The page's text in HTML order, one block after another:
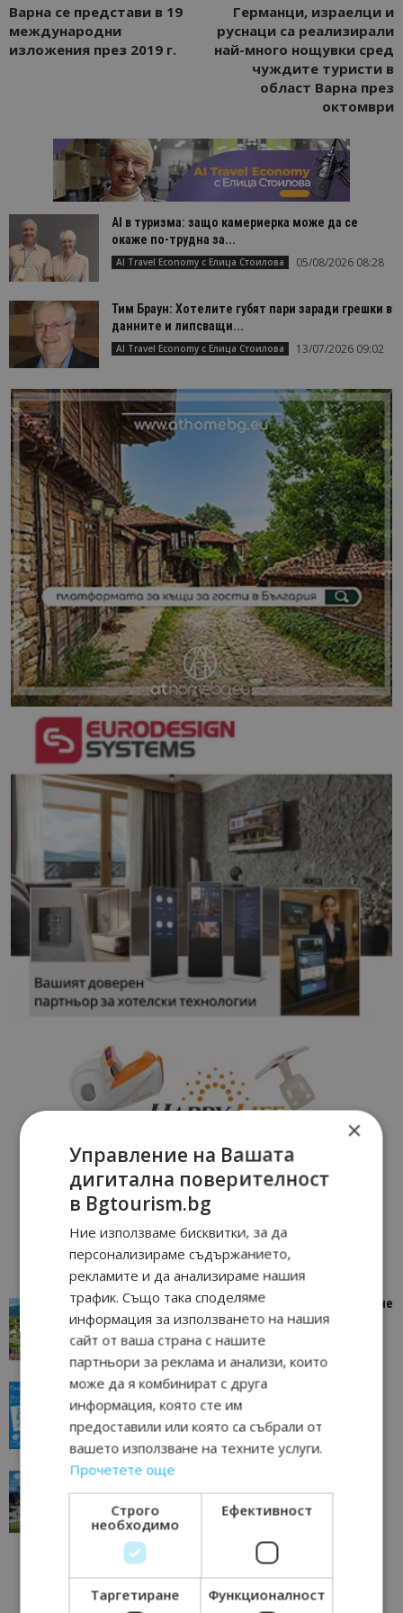
Варна се представи в 19
международни
изложения през 2019 г.
Германци, израелци и
руснаци са реализирали
най-много нощувки сред
чуждите туристи в
област Варна през
октомври
AI в туризма: защо камериерка може да се
окаже по-трудна за...
AI Travel Economy с Елица Стоилова 05/08/2026 08:28
Тим Браун: Хотелите губят пари заради грешки в
данните и липсващи...
AI Travel Economy с Елица Стоилова 13/07/2026 09:02
“Пощенска картичка от…”: Петрич – Изживяване
отвъд очакваното
Петрич 11/07/2026 11:22
“Пощенска картичка от…”: Пловдив, градът на
всички времена
Пловдив 23/06/2026 10:00
“Пощенска картичка от…”: Перник – град на
традициите, културата и вдъхновяващите...
Перник 17/06/2026 09:01
×
Управление на Вашата
дигитална поверителност
в Bgtourism.bg
Ние използваме бисквитки, за да
персонализираме съдържанието,
рекламите и да анализираме нашия
трафик. Също така споделяме
информация за използването на нашия
сайт от ваша страна с нашите
партньори за реклама и анализи, които
може да я комбинират с друга
информация, която сте им
предоставили или която са събрали от
вашето използване на техните услуги.
Прочетете още
Строго
необходимо
Ефективност
Таргетиране Функционалност